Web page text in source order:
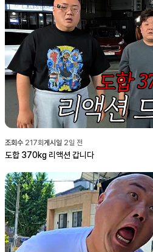
조회수 217회게시일 2일 전
도합 370kg 리액션 갑니다